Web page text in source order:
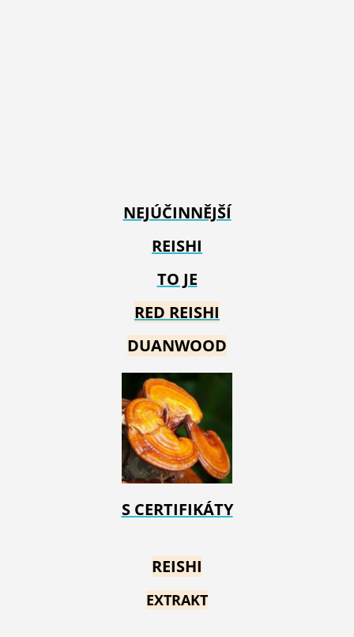
NEJÚČINNĚJŠÍ
REISHI
TO JE
RED REISHI
DUANWOOD
S CERTIFIKÁTY
REISHI
EXTRAKT